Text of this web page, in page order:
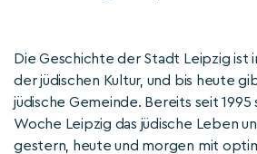
Die Geschichte der Stadt Leipzig ist
der jüdischen Kultur, und bis heute
jüdische Gemeinde. Bereits seit 1995
Woche Leipzig das jüdische Leben
gestern, heute und morgen mit